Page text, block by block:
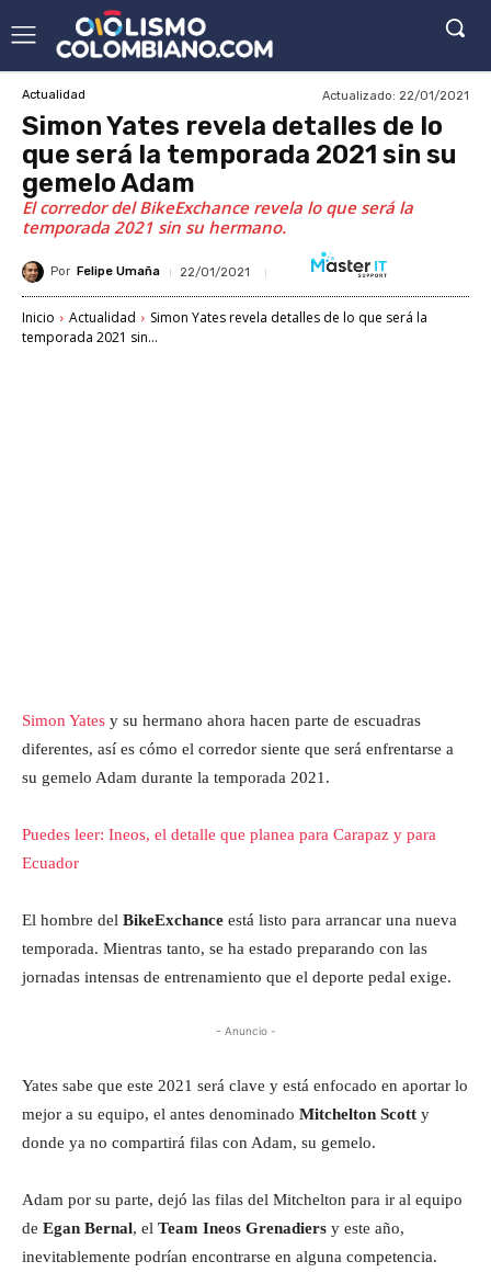
Actualidad Actualizado: 22/01/2021
Simon Yates revela detalles de lo
que será la temporada 2021 sin su
gemelo Adam
El corredor del BikeExchance revela lo que será la
temporada 2021 sin su hermano.
Por Felipe Umaña 22/01/2021
Inicio Actualidad
Simon Yates revela detalles de lo que será la
temporada 2021 sin...
Simon Yates y su hermano ahora hacen parte de escuadras
diferentes, así es cómo el corredor siente que será enfrentarse a
su gemelo Adam durante la temporada 2021.
Puedes leer: Ineos, el detalle que planea para Carapaz y para
Ecuador
El hombre del BikeExchance está listo para arrancar una nueva
temporada. Mientras tanto, se ha estado preparando con las
jornadas intensas de entrenamiento que el deporte pedal exige.
- Anuncio -
Yates sabe que este 2021 será clave y está enfocado en aportar lo
mejor a su equipo, el antes denominado Mitchelton Scott y
donde ya no compartirá filas con Adam, su gemelo.
Adam por su parte, dejó las filas del Mitchelton para ir al equipo
de Egan Bernal, el Team Ineos Grenadiers y este año,
inevitablemente podrían encontrarse en alguna competencia.